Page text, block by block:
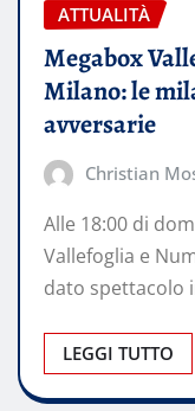
ATTUALITÀ
Megabox
Milano: le
avversarie
Christian
Alle 18:00 di
Vallefoglia e
dato spettacolo
LEGGI TUTTO